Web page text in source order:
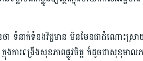
ា​ ទំនាក់ទំនង​វិជ្ជមាន មិនមែន​ជាដំណោះស្រ
ការ​ពង្រឹង​សុខភាព​ផ្លូវចិត្ត​ ក៏ដូចជា​សុខុមាល​